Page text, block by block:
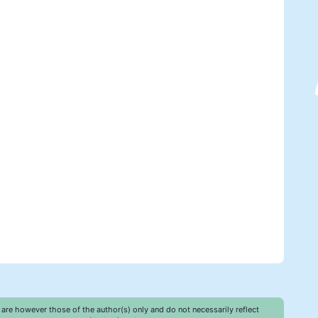
however those of the author(s) only and do not necessarily reflect